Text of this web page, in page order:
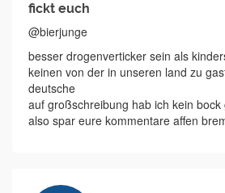
fickt euch
@bierjunge
besser drogenverticker sein als
keinen von der in unseren land zu
deutsche
auf großschreibung hab ich kein
also spar eure kommentare affen